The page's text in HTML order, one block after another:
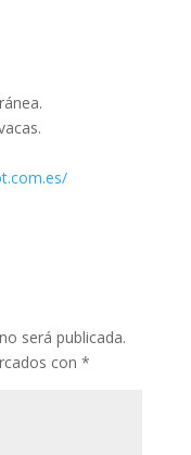
será publicada.
con *